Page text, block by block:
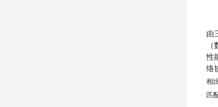
由
性
络
相
匹